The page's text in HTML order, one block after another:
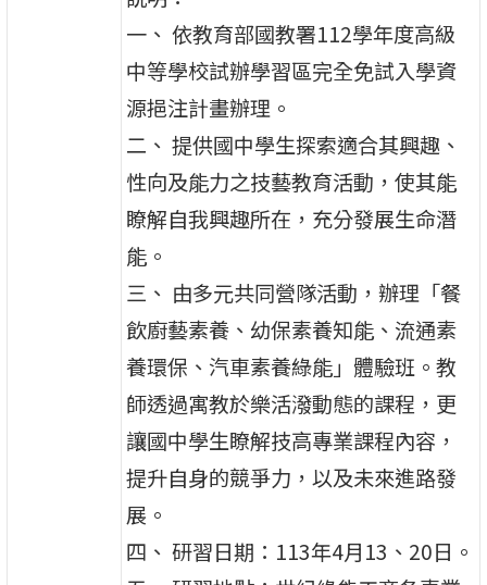
一、 依教育部國教署112學年度高級
中等學校試辦學習區完全免試入學資
源挹注計畫辦理。
二、 提供國中學生探索適合其興趣、
性向及能力之技藝教育活動，使其能
瞭解自我興趣所在，充分發展生命潛
能。
三、 由多元共同營隊活動，辦理「餐
飲廚藝素養、幼保素養知能、流通素
養環保、汽車素養綠能」體驗班。教
師透過寓教於樂活潑動態的課程，更
讓國中學生瞭解技高專業課程內容，
提升自身的競爭力，以及未來進路發
展。
四、 研習日期：113年4月13、20日。